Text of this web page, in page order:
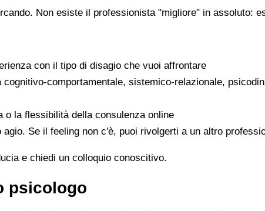
Non esiste il professionista "migliore" in assoluto:
con il tipo di disagio che vuoi affrontare
comportamentale, sistemico-relazionale,
la flessibilità della consulenza online
Se il feeling non c'è, puoi rivolgerti a un altro
e chiedi un colloquio conoscitivo.
psicologo